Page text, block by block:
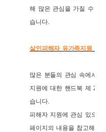
해 많은 관심을 가질 수 있
습니다.
살인피해자 유가족지원 핸
많은 분들의 관심 속에서
지원에 대한 핸드북 제 2판
습니다.
피해자 지원에 관심 있으신
페이지의 내용을 참고해주